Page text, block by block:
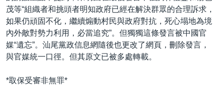
茂等“組織者和挑頭者明知政府已經在解決群眾的合理訴求，
如果仍頑固不化，繼續煽動村民與政府對抗，死心塌地為境
內外敵對勢力利用，必當追究”。但獨獨這條發言被中國官
媒“遺忘”。汕尾黨政信息網隨後也更改了網頁，刪除發言，
與官媒統一口徑。但其原文已被多處轉載。
*取保受審非無罪*